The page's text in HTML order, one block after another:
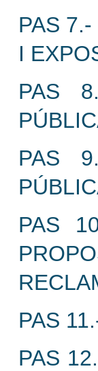
PAS
I
PAS
PAS
PAS
PAS
PAS